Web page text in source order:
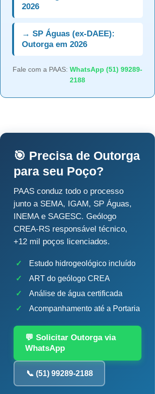
2026
→ SP Águas (ex-DAEE):
Outorga em 2026
Fale com a PAAS: WhatsApp (51) 99289-
2188
🎯 Precisa de Outorga
para seu Poço?
PAAS conduz todo o processo
junto a SEMA, IGAM, SP Águas,
INEMA e SAGESC. Geólogo
CREA-RS responsável técnico,
+12 mil poços licenciados.
✓
Estudo hidrogeológico incluído
✓
ART do geólogo CREA
✓
Análise de água certificada
✓
Acompanhamento até a Portaria
💬 Solicitar Outorga via
WhatsApp
📞 (51) 99289-2188